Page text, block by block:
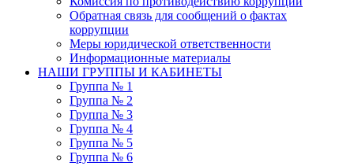
Обратная связь для сообщений о фактах
коррупции
Меры юридической ответственности
Информационные материалы
НАШИ ГРУППЫ И КАБИНЕТЫ
Группа № 1
Группа № 2
Группа № 3
Группа № 4
Группа № 5
Группа № 6